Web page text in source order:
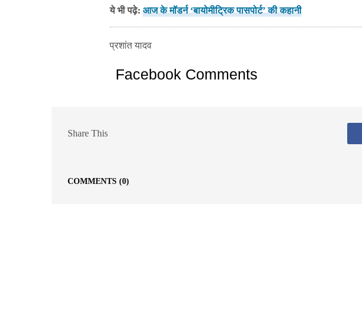
ये भी पढ़े:आज के मॉडर्न ‘बायोमीट्रिक पासपोर्ट’ की कहानी
प्रशांत यादव
Facebook Comments
Share This
COMMENTS (0)